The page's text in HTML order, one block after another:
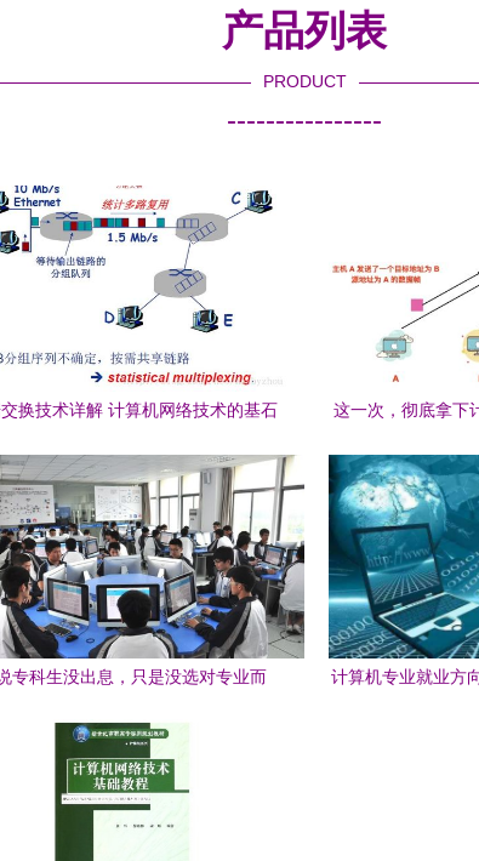
产品列表
PRODUCT
----------------
换技术详解 计算机网络技术的基石
这一次，彻底拿
专科生没出息，只是没选对专业而
计算机专业就业方